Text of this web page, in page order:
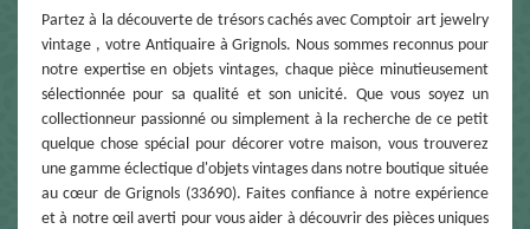
Partez à la découverte de trésors cachés avec Comptoir art jewelry
vintage , votre Antiquaire à Grignols. Nous sommes reconnus pour
notre expertise en objets vintages, chaque pièce minutieusement
sélectionnée pour sa qualité et son unicité. Que vous soyez un
collectionneur passionné ou simplement à la recherche de ce petit
quelque chose spécial pour décorer votre maison, vous trouverez
une gamme éclectique d'objets vintages dans notre boutique située
au cœur de Grignols (33690). Faites confiance à notre expérience
et à notre œil averti pour vous aider à découvrir des pièces uniques